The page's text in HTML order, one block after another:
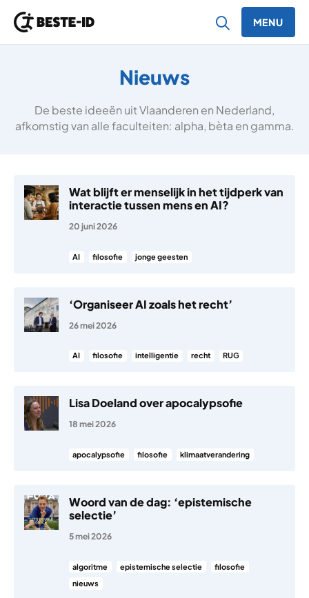
MENU
Nieuws
De beste ideeën uit Vlaanderen en Nederland,
afkomstig van alle faculteiten: alpha, bèta en gamma.
Wat blijft er menselijk in het tijdperk van
interactie tussen mens en AI?
20 juni 2026
AI filosofie jonge geesten
‘Organiseer AI zoals het recht’
26 mei 2026
AI filosofie intelligentie recht RUG
Lisa Doeland over apocalypsofie
18 mei 2026
apocalypsofie filosofie klimaatverandering
Woord van de dag: ‘epistemische
selectie’
5 mei 2026
algoritme epistemische selectie
filosofie
nieuws